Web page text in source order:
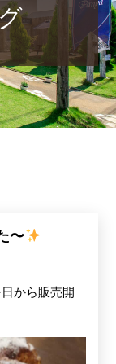
〜
から販売開